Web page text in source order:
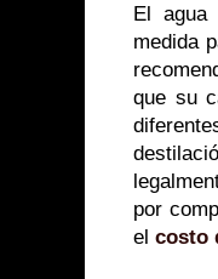
El agua
medida
que su
por
el costo